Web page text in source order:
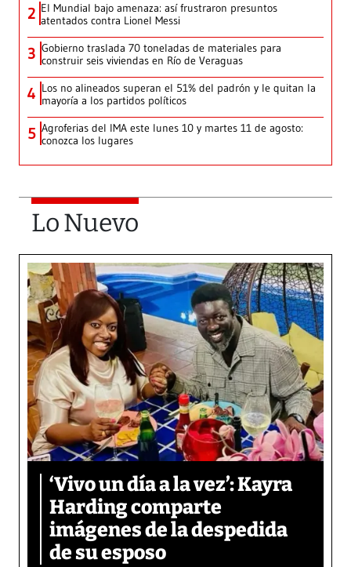
2 El Mundial bajo amenaza: así frustraron presuntos
atentados contra Lionel Messi
3 Gobierno traslada 70 toneladas de materiales para
construir seis viviendas en Río de Veraguas
4 Los no alineados superan el 51% del padrón y le quitan la
mayoría a los partidos políticos
5 Agroferias del IMA este lunes 10 y martes 11 de agosto:
conozca los lugares
Lo Nuevo
‘Vivo un día a la vez’: Kayra
Harding comparte
imágenes de la despedida
de su esposo